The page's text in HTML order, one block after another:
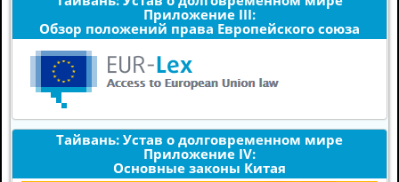
Приложение III:
Обзор положений права Европейского союза
Тайвань: Устав о долговременном мире
Приложение IV:
Основные законы Китая